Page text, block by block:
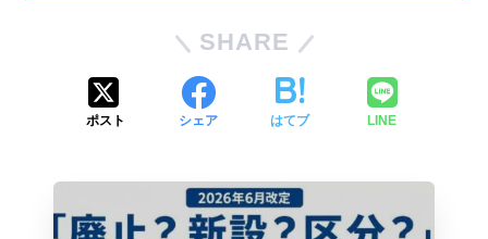
SHARE
ポスト シェア はてブ LINE